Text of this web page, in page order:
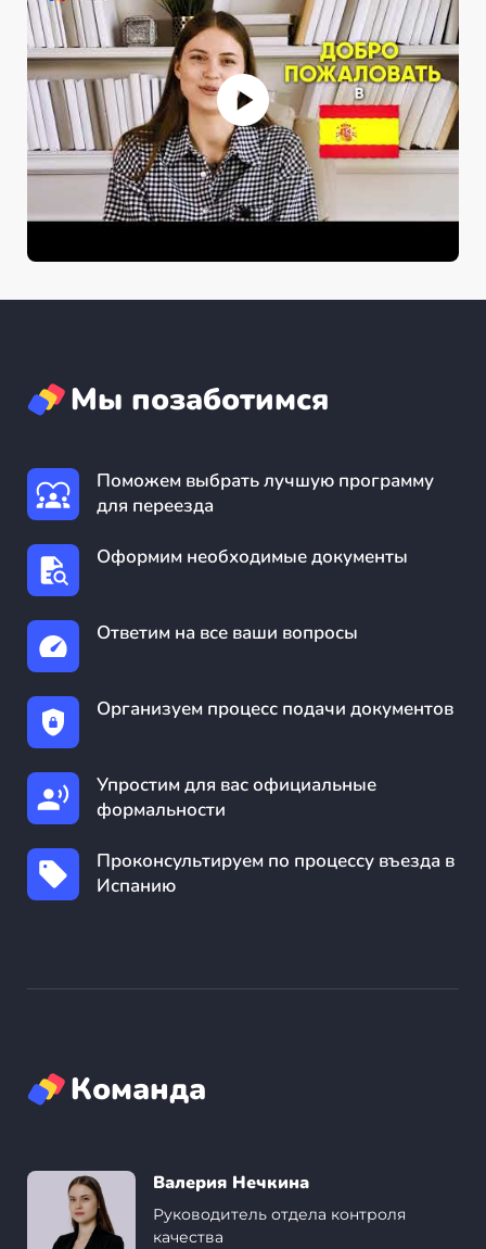
Мы позаботимся
Поможем выбрать лучшую программу
для переезда
Оформим необходимые документы
Ответим на все ваши вопросы
Организуем процесс подачи документов
Упростим для вас официальные
формальности
Проконсультируем по процессу въезда в
Испанию
Команда
Валерия Нечкина
Руководитель отдела контроля
качества